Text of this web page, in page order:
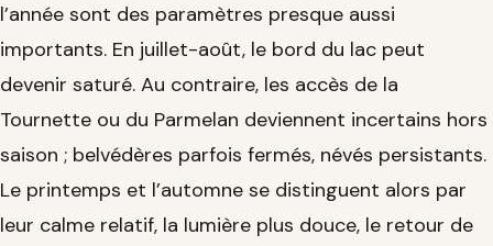
l’année sont des paramètres presque aussi
importants. En juillet-août, le bord du lac peut
devenir saturé. Au contraire, les accès de la
Tournette ou du Parmelan deviennent incertains hors
saison ; belvédères parfois fermés, névés persistants.
Le printemps et l’automne se distinguent alors par
leur calme relatif, la lumière plus douce, le retour de